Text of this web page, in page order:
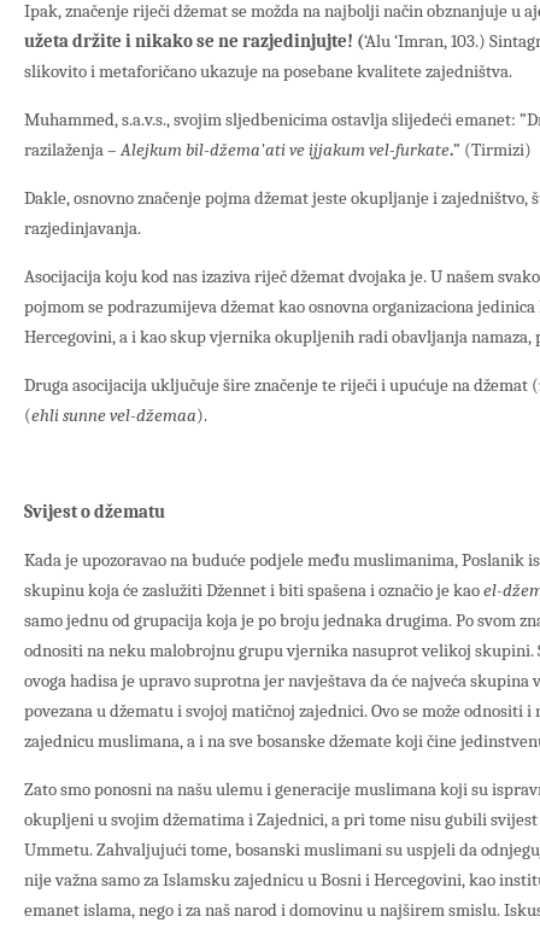
Ipak, značenje riječi džemat se možda na najbolji način obznanjuje u
užeta držite i nikako se ne razjedinjujte! (‘Alu ‘Imran, 103.)
slikovito i metaforičano ukazuje na posebane kvalitete zajedništva.
Muhammed, s.a.v.s., svojim sljedbenicima ostavlja slijedeći emanet:
razilaženja –Alejkum bil-džema'ati ve ijjakum vel-furkate.” (Tirmizi)
Dakle, osnovno značenje pojma džemat jeste okupljanje i zajedništvo,
razjedinjavanja.
Asocijacija koju kod nas izaziva riječ džemat dvojaka je. U našem
pojmom se podrazumijeva džemat kao osnovna organizaciona
Hercegovini, a i kao skup vjernika okupljenih radi obavljanja namaza,
Druga asocijacija uključuje šire značenje te riječi i upućuje na
(ehli sunne vel-džemaa).
Svijest o džematu
Kada je upozoravao na buduće podjele među muslimanima, Poslanik
skupinu koja će zaslužiti Džennet i biti spašena i označio je kaoel-
samo jednu od grupacija koja je po broju jednaka drugima. Po svom
odnositi na neku malobrojnu grupu vjernika nasuprot velikoj skupini.
ovoga hadisa je upravo suprotna jer navještava da će najveća
povezana u džematu i svojoj matičnoj zajednici. Ovo se može odnositi
zajednicu muslimana, a i na sve bosanske džemate koji čine
Zato smo ponosni na našu ulemu i generacije muslimana koji su
okupljeni u svojim džematima i Zajednici, a pri tome nisu gubili
Ummetu. Zahvaljujući tome, bosanski muslimani su uspjeli da
nije važna samo za Islamsku zajednicu u Bosni i Hercegovini, kao
emanet islama, nego i za naš narod i domovinu u najširem smislu.